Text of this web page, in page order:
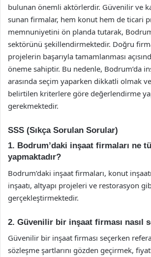
bulunan önemli aktörlerdir. Güvenilir ve
sunan firmalar, hem konut hem de ticari
memnuniyetini ön planda tutarak,
sektörünü şekillendirmektedir. Doğru
projelerin başarıyla tamamlanması
öneme sahiptir. Bu nedenle, Bodrum’da
arasında seçim yaparken dikkatli olmak
belirtilen kriterlere göre değerlendirme
gerekmektedir.
SSS (Sıkça Sorulan Sorular)
1. Bodrum’daki inşaat firmaları ne
yapmaktadır?
Bodrum’daki inşaat firmaları, konut
inşaatı, altyapı projeleri ve restorasyon
gerçekleştirmektedir.
2. Güvenilir bir inşaat firması nasıl
Güvenilir bir inşaat firması seçerken
sözleşme şartlarını gözden geçirmek,